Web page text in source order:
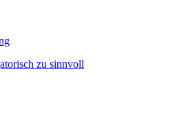
zu sinnvoll